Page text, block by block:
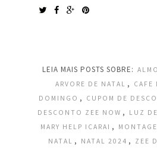
LEIA MAIS POSTS SOBRE:
ARVORE DE NATAL ,
CAFE
DOMINGO , CUPOM DE
DESCONTO ZEE NOW , LUZ
MARY HELP ICARAI ,
NATAL
, NATAL 2024 , ZEE